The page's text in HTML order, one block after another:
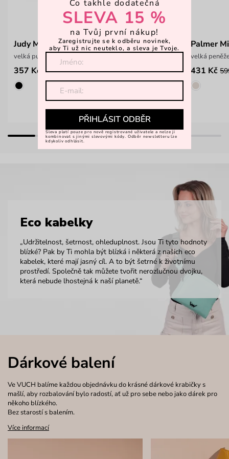
Judy Mint
velká puntíkatá peněženka na patent
357 Kč 549 Kč
Palmer
velká
431 Kč
Eco kabelky
„Udržitelnost, šetrnost, ohleduplnost. Jsou Ti tyto hodnoty
blízké? Pak by Ti mohla být blízká i některá z našich eco
kabelek, které mají jasný cíl. A to být šetrné k životnímu
prostředí. Společně tak můžete tvořit nerozlučnou dvojku,
která nebude lhostejná k naší planetě.“
Dárkové balení
Ve VUCH balíme každou objednávku do krásné dárkové krabičky s
mašlí, aby rozbalování bylo radostí, ať už pro sebe nebo jako dárek pro
někoho blízkého.
Bez starostí s balením.
Více informací
Co takhle dodatečná
SLEVA 15 %
na Tvůj první nákup!
Zaregistrujte se k odběru novinek,
aby Ti už nic neuteklo, a sleva je Tvoje.
PŘIHLÁSIT ODBĚR
Sleva platí pouze pro nově registrované uživatele a nelze ji
kombinovat s jinými slevovými kódy. Odběr newsletteru lze
kdykoliv odhlásit.